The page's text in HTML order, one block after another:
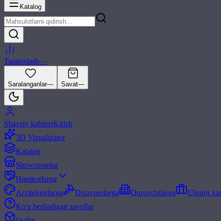
Katalog
Taqqoslash—
Saralanganlar— Savat—
Shaxsiy kabinetKirish
3D Vizualizator
Katalog
Showroomlar
Hamkorlarga
Arxitektorlarga
Dizaynerlarga Quruvchilarga
Ulgurji
Ko'p beriladigan savollar